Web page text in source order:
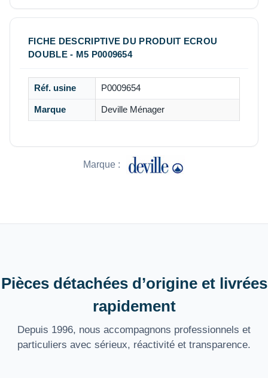
FICHE DESCRIPTIVE DU PRODUIT ECROU
DOUBLE - M5 P0009654
Réf. usine P0009654
Marque Deville Ménager
Marque :
Pièces détachées d’origine et livrées
rapidement
Depuis 1996, nous accompagnons professionnels et
particuliers avec sérieux, réactivité et transparence.